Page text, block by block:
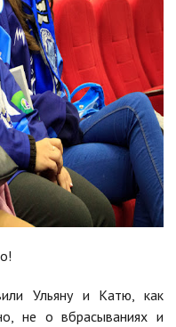
Ульяну и Катю, как
не о вбрасываниях и